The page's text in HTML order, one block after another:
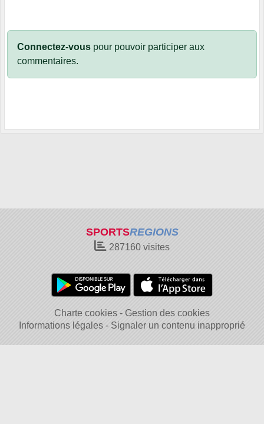
Connectez-vous pour pouvoir participer aux
commentaires.
SPORTSREGIONS
287160 visites
Charte cookies
Gestion des cookies
Informations légales
Signaler un contenu inapproprié